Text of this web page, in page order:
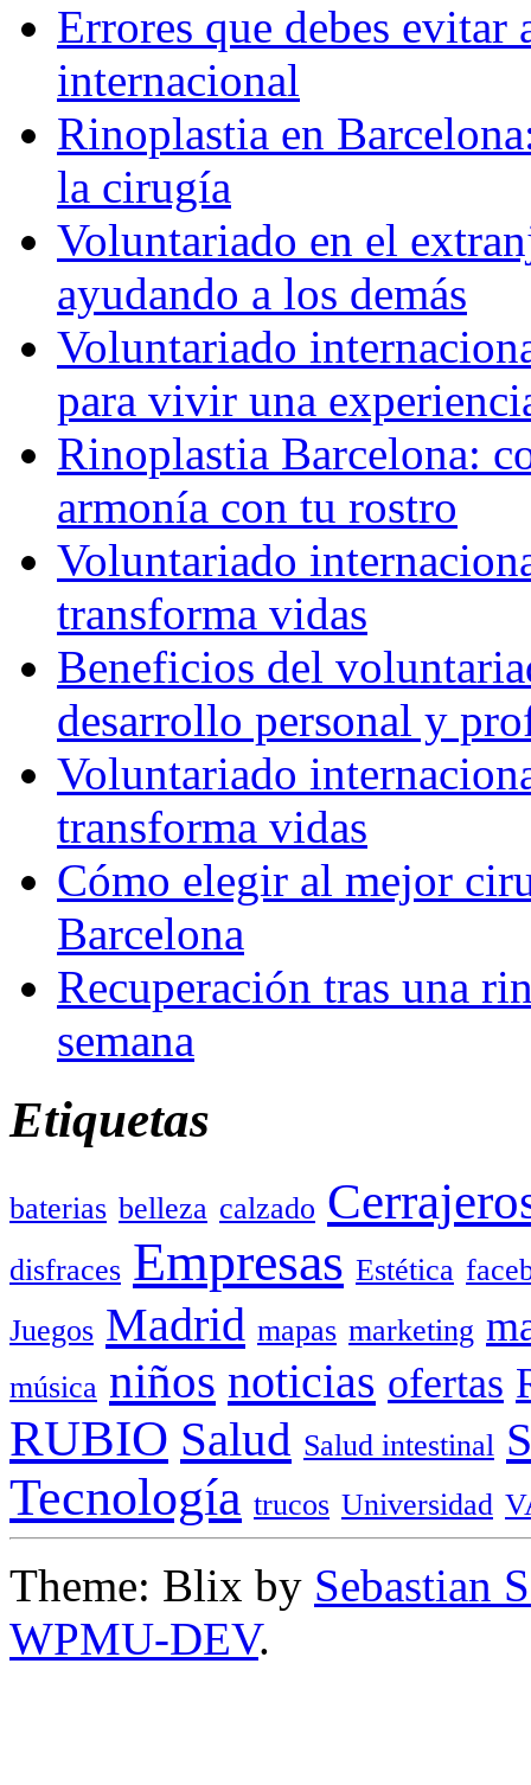
Errores que debes
internacional
Rinoplastia en
la cirugía
Voluntariado en el
ayudando a los demás
Voluntariado
para vivir una
Rinoplastia Barcelona:
armonía con tu rostro
Voluntariado
transforma vidas
Beneficios del
desarrollo personal y
Voluntariado
transforma vidas
Cómo elegir al mejor
Barcelona
Recuperación tras una
semana
Etiquetas
baterias belleza calzado
disfraces Empresas Estética
Juegos Madrid mapas marketing
música niños noticias ofertas
RUBIO Salud Salud intestinal
Tecnología trucos Universidad
Theme: Blix by Sebastian
WPMU-DEV.